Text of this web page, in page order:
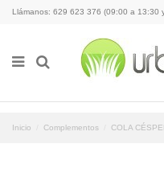
Llámanos: 629 623 376 (09:00 a 13:30
Inicio Complementos COLA